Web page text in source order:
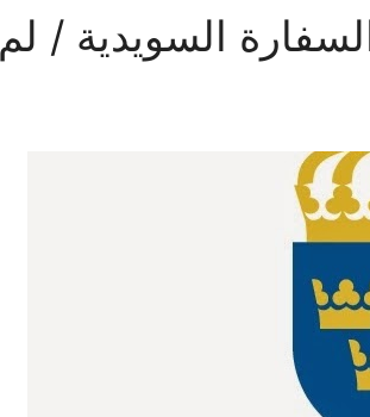
السويدية / لم